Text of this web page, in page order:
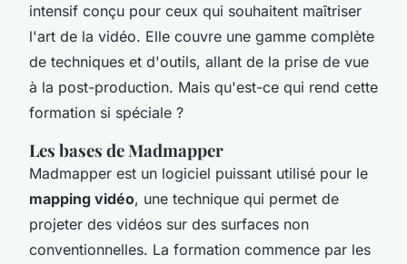
intensif conçu pour ceux qui souhaitent maîtriser
l'art de la vidéo. Elle couvre une gamme complète
de techniques et d'outils, allant de la prise de vue
à la post-production. Mais qu'est-ce qui rend cette
formation si spéciale ?
Les bases de Madmapper
Madmapper est un logiciel puissant utilisé pour le
mapping vidéo, une technique qui permet de
projeter des vidéos sur des surfaces non
conventionnelles. La formation commence par les